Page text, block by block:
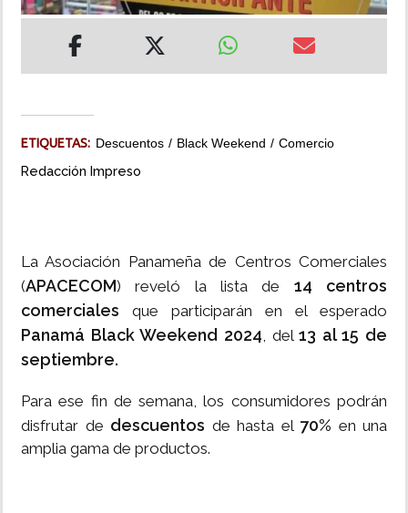
IMPRESO
ETIQUETAS: Descuentos Black Weekend Comercio
Redacción Impreso
La Asociación Panameña de Centros Comerciales
(APACECOM) reveló la lista de 14 centros
comerciales que participarán en el esperado
Panamá Black Weekend 2024, del13 al 15 de
septiembre.
Para ese fin de semana, los consumidores podrán
disfrutar de descuentos de hasta el 70% en una
amplia gama de productos.